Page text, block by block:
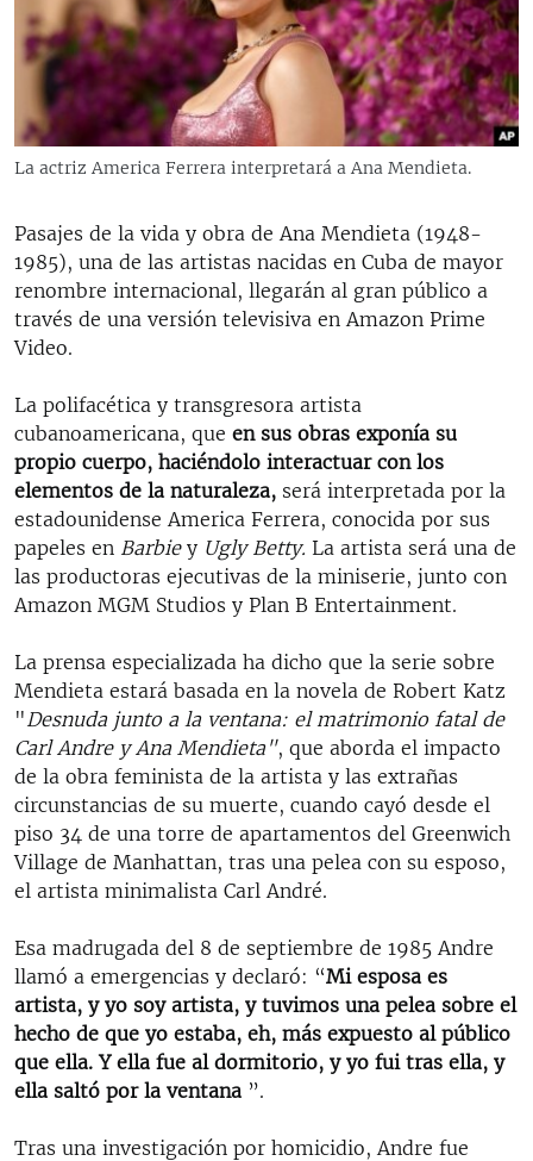
RADIO MARTÍ
ESPECIALES
ESPECIALES
LA REALIDAD DE LA VIVIENDA EN CUBA
KENTU-CUBANO
LOS SANTOS DE HIALEAH
DESINFORMACIÓN RUSA EN AMÉRICA LATINA
MULTIMEDIA
EDITORIALES
La actriz America Ferrera interpretará a Ana Mendieta.
Pasajes de la vida y obra de Ana Mendieta (1948-
1985), una de las artistas nacidas en Cuba de mayor
renombre internacional, llegarán al gran público a
través de una versión televisiva en Amazon Prime
Video.
La polifacética y transgresora artista
cubanoamericana, que en sus obras exponía su
propio cuerpo, haciéndolo interactuar con los
elementos de la naturaleza, será interpretada por la
estadounidense America Ferrera, conocida por sus
papeles en Barbiey Ugly Betty. La artista será una de
las productoras ejecutivas de la miniserie, junto con
Amazon MGM Studios y Plan B Entertainment.
La prensa especializada ha dicho que la serie sobre
Mendieta estará basada en la novela de Robert Katz
" Desnuda junto a la ventana: el matrimonio fatal de
Carl Andre y Ana Mendieta", que aborda el impacto
de la obra feminista de la artista y las extrañas
circunstancias de su muerte, cuando cayó desde el
piso 34 de una torre de apartamentos del Greenwich
Village de Manhattan, tras una pelea con su esposo,
el artista minimalista Carl André.
Esa madrugada del 8 de septiembre de 1985 Andre
llamó a emergencias y declaró: “Mi esposa es
artista, y yo soy artista, y tuvimos una pelea sobre el
hecho de que yo estaba, eh, más expuesto al público
que ella. Y ella fue al dormitorio, y yo fui tras ella, y
ella saltó por la ventana ”.
Tras una investigación por homicidio, Andre fue